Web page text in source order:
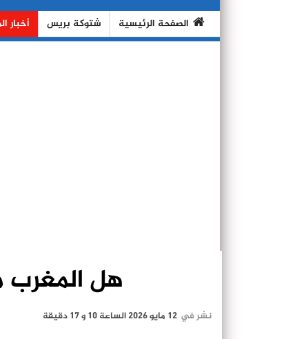
الصفحة الرئيسية شتوكة بريس أخبار
هل المغرب
نشر في 12 مايو 2026 الساعة 10 و 17 دقيقة